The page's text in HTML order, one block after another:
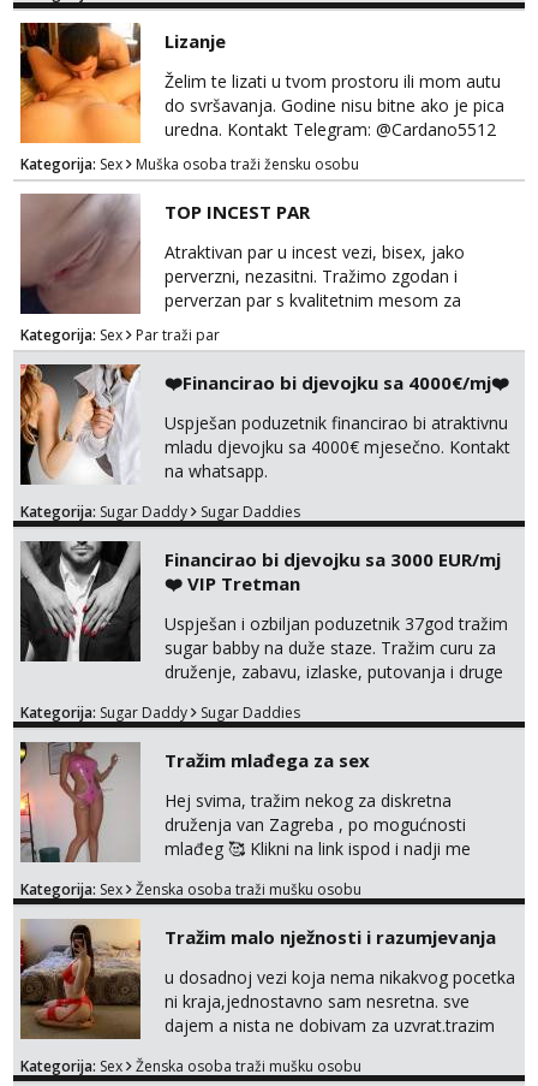
Lizanje
Želim te lizati u tvom prostoru ili mom autu
do svršavanja. Godine nisu bitne ako je pica
uredna. Kontakt Telegram: @Cardano5512
Email: myjohny15@protonmail.com
Kategorija: Sex Muška osoba traži žensku osobu
TOP INCEST PAR
Atraktivan par u incest vezi, bisex, jako
perverzni, nezasitni. Tražimo zgodan i
perverzan par s kvalitetnim mesom za
uživanje u svim vrstama seksa. Diskrecija
obavezna. Samo ozbiljne ponude preko
Whats appa na broj 091 591 3523.
Kategorija: Sex Par traži par
❤️Financirao bi djevojku sa 4000€/mj❤️
Uspješan poduzetnik financirao bi atraktivnu
mladu djevojku sa 4000€ mjesečno. Kontakt
na whatsapp.
Kategorija: Sugar Daddy Sugar Daddies
Financirao bi djevojku sa 3000 EUR/mj
❤️ VIP Tretman
Uspješan i ozbiljan poduzetnik 37god tražim
sugar babby na duže staze. Tražim curu za
druženje, zabavu, izlaske, putovanja i druge
otvorena, komunikativna, zgodna i atraktivna
markodalic37@gmail.com
Kategorija: Sugar Daddy Sugar Daddies
Tražim mlađega za sex
Hej svima, tražim nekog za diskretna
druženja van Zagreba , po mogućnosti
mlađeg 🥰 Klikni na link ispod i nadji me
Kategorija: Sex Ženska osoba traži mušku osobu
Tražim malo nježnosti i razumjevanja
u dosadnoj vezi koja nema nikakvog pocetka
ni kraja,jednostavno sam nesretna. sve
dajem a nista ne dobivam za uzvrat.trazim
trazim puno samo malo njeznosti i
Kategorija: Sex Ženska osoba traži mušku osobu